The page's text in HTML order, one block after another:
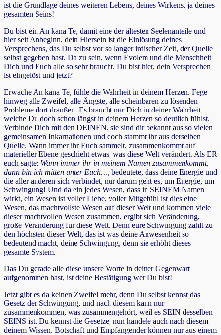
ist die Grundlage deines weiteren Lebens, deines Wirkens, ja deines
gesamten Seins!
Du bist ein An kana Te, damit eine der ältesten Seelenanteile und
hier seit Anbeginn, dein Hiersein ist die Einlösung deines
Versprechens, das Du selbst vor so langer irdischer Zeit, der Quelle
selbst gegeben hast. Da zu sein, wenn Evolem und die Menschheit
Dich und Euch alle so sehr braucht. Du bist hier, dein Versprechen
ist eingelöst und jetzt?
Erwache An kana Te, fühle die Wahrheit in deinem Herzen. Fege
hinweg alle Zweifel, alle Ängste, alle scheinbaren zu lösenden
Probleme dort draußen. Es braucht nur Dich in deiner Wahrheit,
welche Du doch schon längst in deinem Herzen so deutlich fühlst.
Verbinde Dich mit den DEINEN, sie sind dir bekannt aus so vielen
gemeinsamen Inkarnationen und doch stammt ihr aus derselben
Quelle. Wann immer ihr Euch sammelt, zusammenkommt auf
materieller Ebene geschieht etwas, was diese Welt verändert. Als ER
euch sagte: Wann immer ihr in meinem Namen zusammenkommt,
dann bin ich mitten unter Euch…, bedeutete, dass deine Energie und
die aller anderen sich verbindet, nur darum geht es, um Energie, um
Schwingung! Und da ein jedes Wesen, dass in SEINEM Namen
wirkt, ein Wesen ist voller Liebe, voller Mitgefühl ist dies eine
Wesen, das machtvollste Wesen auf dieser Welt und kommen viele
dieser machtvollen Wesen zusammen, ergibt sich Veränderung,
große Veränderung für diese Welt. Denn eure Schwingung zählt zu
den höchsten dieser Welt, das ist was deine Anwesenheit so
bedeutend macht, deine Schwingung, denn sie erhöht dieses
gesamte System.
Das Du gerade alle diese unsere Worte in deiner Gegenwart
aufgenommen hast, ist deine Bestätigung wer Du bist!
Jetzt gibt es da keinen Zweifel mehr, denn Du selbst kennst das
Gesetz der Schwingung, und nach diesem kann nur
zusammenkommen, was zusammengehört, weil es SEIN desselben
SEINS ist. Du kennst die Gesetze, nun handele auch nach diesem
deinem Wissen. Botschaft und Empfangender können nur aus einem